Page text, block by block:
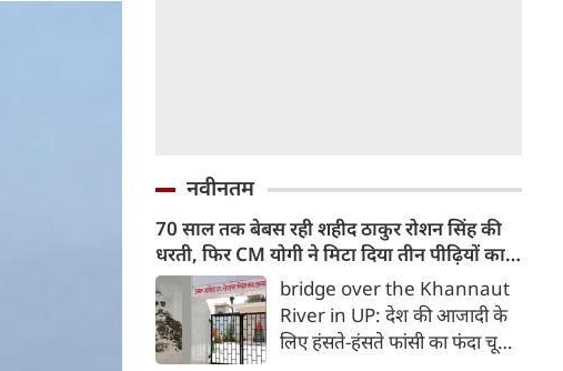
नवीनतम
70 साल तक बेबस रही शहीद ठाकुर रोशन सिंह की
धरती, फिर CM योगी ने मिटा दिया तीन पीढ़ियों का
दर्द
bridge over the Khannaut
River in UP: देश की आजादी के
लिए हंसते-हंसते फांसी का फंदा चूमने